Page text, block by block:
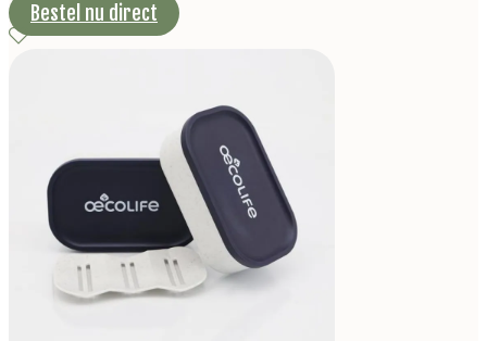
Bestel nu direct